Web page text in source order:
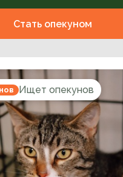
Стать опекуном
Ищет опекунов